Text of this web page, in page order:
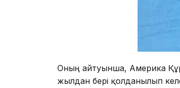
Оның айтуынша, Америка
жылдан бері қолданылып